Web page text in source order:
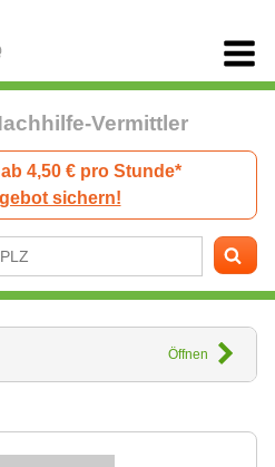
Vermittler
4,50 € pro Stunde*
sichern!
Öffnen